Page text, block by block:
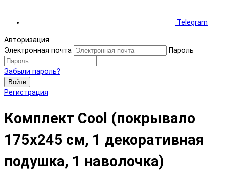
Telegram
Авторизация
Электронная почта
Пароль
Забыли пароль?
Войти
Регистрация
Комплект Cool (покрывало
175x245 см, 1 декоративная
подушка, 1 наволочка)